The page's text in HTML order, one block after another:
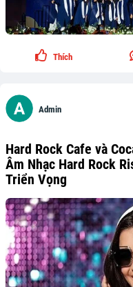
Thích
Admin
Hard Rock Cafe và
Âm Nhạc Hard Rock
Triển Vọng